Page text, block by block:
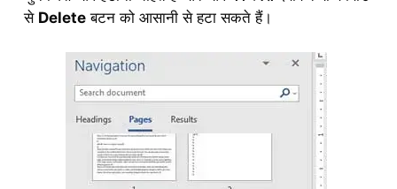
से Delete बटन को आसानी से हटा सकते हैं।